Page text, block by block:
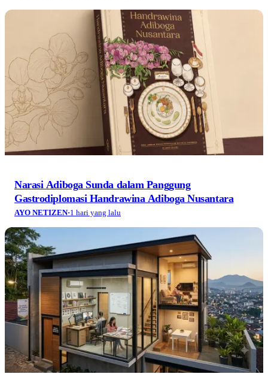
Narasi Adiboga Sunda dalam Panggung
Gastrodiplomasi Handrawina Adiboga Nusantara
AYO NETIZEN·1 hari yang lalu